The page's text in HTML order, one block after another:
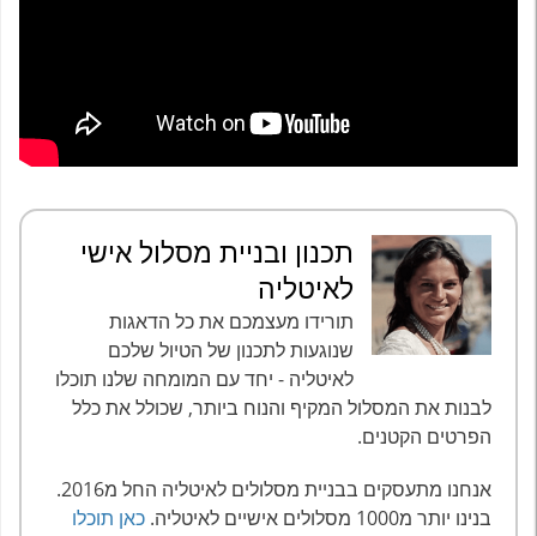
תכנון ובניית מסלול אישי
לאיטליה
תורידו מעצמכם את כל הדאגות
שנוגעות לתכנון של הטיול שלכם
לאיטליה - יחד עם המומחה שלנו תוכלו
לבנות את המסלול המקיף והנוח ביותר, שכולל את כלל
הפרטים הקטנים.
אנחנו מתעסקים בבניית מסלולים לאיטליה החל מ2016.
בנינו יותר מ1000 מסלולים אישיים לאיטליה.
כאן תוכלו